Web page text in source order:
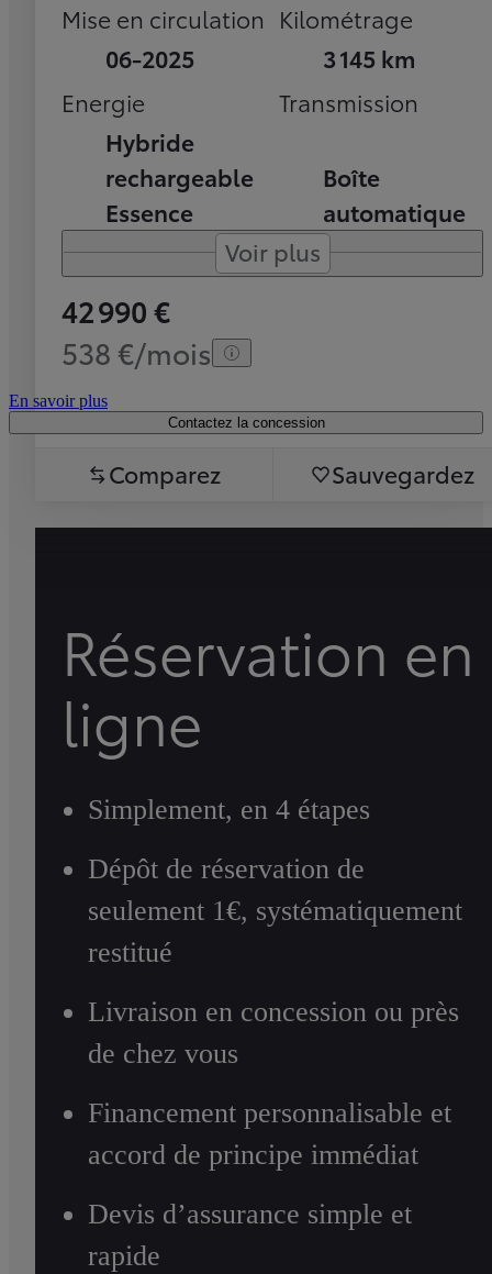
Mise en circulation
06-2025
Kilométrage
3 145 km
Energie
Hybride
rechargeable
Essence
Transmission
Boîte
automatique
Voir plus
42 990 €
538 €/mois
En savoir plus
Contactez la concession
Comparez Sauvegardez
Réservation en
ligne
Simplement, en 4 étapes
Dépôt de réservation de
seulement 1€, systématiquement
restitué
Livraison en concession ou près
de chez vous
Financement personnalisable et
accord de principe immédiat
Devis d’assurance simple et
rapide